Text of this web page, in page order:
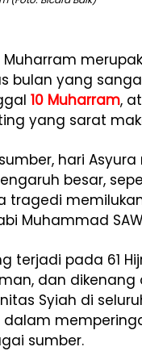
bulan yang
10 Muharram,
yang sarat
hari
besar,
tragedi
Muhammad
terjadi pada 61
dan
Syiah di
sumber.